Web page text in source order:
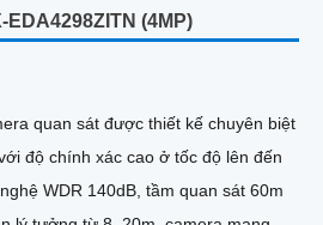
(4MP)
quan sát được thiết kế chuyên biệt
độ chính xác cao ở tốc độ lên đến